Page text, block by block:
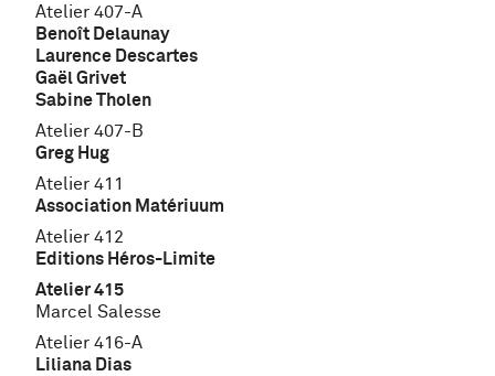
Atelier 407-A
Benoît Delaunay
Laurence Descartes
Gaël Grivet
Sabine Tholen
Atelier 407-B
Greg Hug
Atelier 411
Association Matériuum
Atelier 412
Editions Héros-Limite
Atelier 415
Marcel Salesse
Atelier 416-A
Liliana Dias